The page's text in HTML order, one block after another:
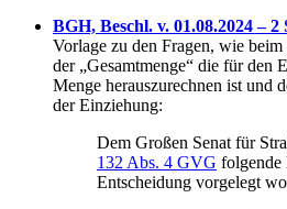
BGH, Beschl. v. 01.08.2024 – 2
Vorlage zu den Fragen, wie
der „Gesamtmenge“ die für den
Menge herauszurechnen ist und
der Einziehung:
Dem Großen Senat für
132 Abs. 4 GVG folgende
Entscheidung vorgelegt